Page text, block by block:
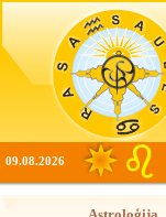
09.08.2026